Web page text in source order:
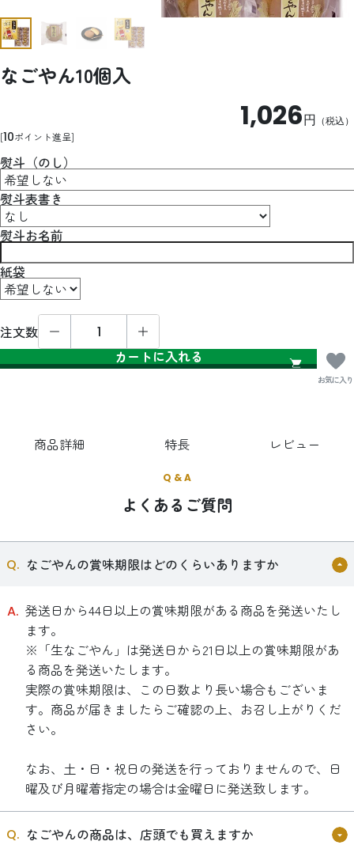
なごやん10個入
1,026円 （税込）
10ポイント進呈
熨斗（のし）
熨斗表書き
熨斗お名前
紙袋
注文数
カートに入れる
お気に入り
商品詳細 特長 レビュー
Q & A
よくあるご質問
なごやんの賞味期限はどのくらいありますか
発送日から44日以上の賞味期限がある商品を発送いたし
ます。
※「生なごやん」は発送日から21日以上の賞味期限があ
る商品を発送いたします。
実際の賞味期限は、この日数より長い場合もございま
す。商品が届きましたらご確認の上、お召し上がりくだ
さい。
なお、土・日・祝日の発送を行っておりませんので、日
曜及び月曜着指定の場合は金曜日に発送致します。
なごやんの商品は、店頭でも買えますか